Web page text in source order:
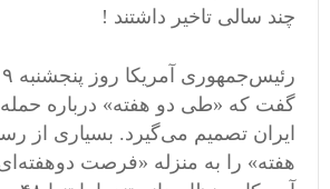
چند سالی تاخیر داشتند !
گفت که «طی دو هفته» درباره
ایران تصمیم می‌گیرد. بسیاری از
هفته» را به منزله «فرصت